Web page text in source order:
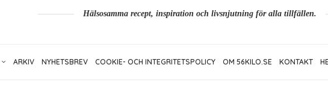
Hälsosamma recept, inspiration och livsnjutning för alla tillfällen.
ARKIV NYHETSBREV COOKIE- OCH INTEGRITETSPOLICY OM 56KILO.SE KONTAKT